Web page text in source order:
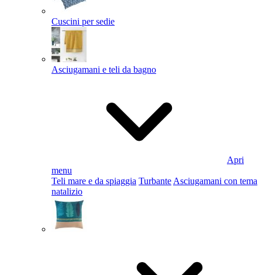
Cuscini per sedie
Asciugamani e teli da bagno
Apri
menu
Teli mare e da spiaggia Turbante Asciugamani con tema
natalizio